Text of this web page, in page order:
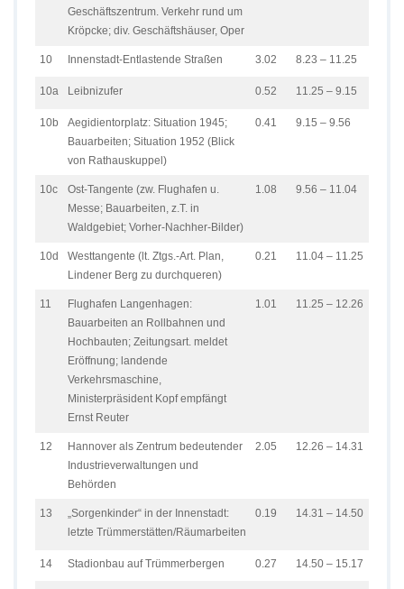
Geschäftszentrum. Verkehr rund um
Kröpcke; div. Geschäftshäuser, Oper
10 Innenstadt-Entlastende Straßen 3.02 8.23 – 11.25
10a Leibnizufer 0.52 11.25 – 9.15
10b
Aegidientorplatz: Situation 1945;
Bauarbeiten; Situation 1952 (Blick
von Rathauskuppel)
0.41 9.15 – 9.56
10c
Ost-Tangente (zw. Flughafen u.
Messe; Bauarbeiten, z.T. in
Waldgebiet; Vorher-Nachher-Bilder)
1.08 9.56 – 11.04
10d
Westtangente (lt. Ztgs.-Art. Plan,
Lindener Berg zu durchqueren)
0.21 11.04 – 11.25
11
Flughafen Langenhagen:
Bauarbeiten an Rollbahnen und
Hochbauten; Zeitungsart. meldet
Eröffnung; landende
Verkehrsmaschine,
Ministerpräsident Kopf empfängt
Ernst Reuter
1.01 11.25 – 12.26
12
Hannover als Zentrum bedeutender
Industrieverwaltungen und
Behörden
2.05 12.26 – 14.31
13
„Sorgenkinder“ in der Innenstadt:
letzte Trümmerstätten/Räumarbeiten
0.19 14.31 – 14.50
14 Stadionbau auf Trümmerbergen 0.27 14.50 – 15.17